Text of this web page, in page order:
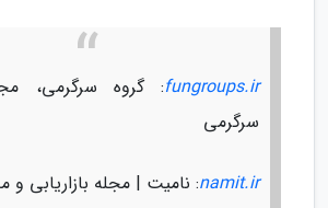
fungroups.ir: گروه سرگرمی،
سرگرمی
namit.ir: نامیت | مجله بازاریابی و